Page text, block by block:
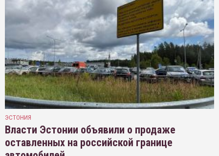
ЭСТОНИЯ
Власти Эстонии объявили о продаже
оставленных на российской границе